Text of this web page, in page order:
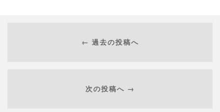
← 過去の投稿へ
次の投稿へ →